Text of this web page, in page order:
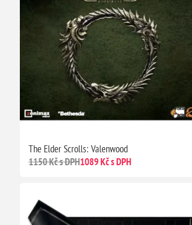
The Elder Scrolls: Valenwood
1150 Kč s DPH1089 Kč s DPH